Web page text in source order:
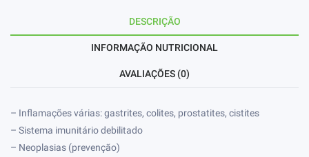
DESCRIÇÃO
INFORMAÇÃO NUTRICIONAL
AVALIAÇÕES (0)
– Inflamações várias: gastrites, colites, prostatites, cistites
– Sistema imunitário debilitado
– Neoplasias (prevenção)